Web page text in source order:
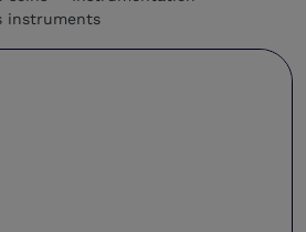
instruments